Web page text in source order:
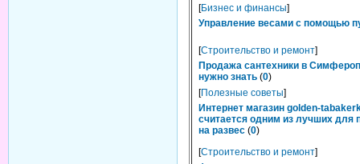
[Бизнес и финансы]
Управление весами с помощью
[Строительство и ремонт]
Продажа сантехники в
нужно знать (0)
[Полезные советы]
Интернет магазин golden-
считается одним из лучших для
на развес (0)
[Строительство и ремонт]